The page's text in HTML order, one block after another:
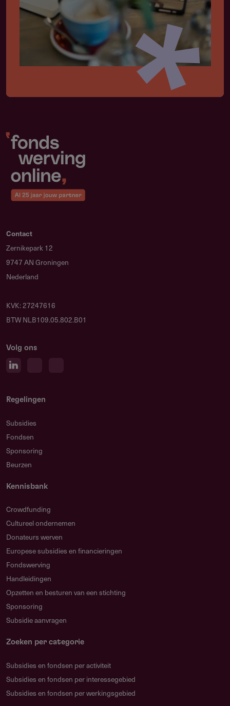
Contact
Zernikepark 12
9747 AN Groningen
Nederland
KVK: 27247616
BTW NLB109.05.802.B01
Volg ons
Regelingen
Subsidies
Fondsen
Sponsoring
Beurzen
Kennisbank
Crowdfunding
Cultureel ondernemen
Donateurs werven
Europese subsidies en financieringen
Fondswerving
Handleidingen
Opzetten en besturen van een stichting
Sponsoring
Subsidie aanvragen
Zoeken per categorie
Subsidies en fondsen per activiteit
Subsidies en fondsen per interessegebied
Subsidies en fondsen per werkingsgebied